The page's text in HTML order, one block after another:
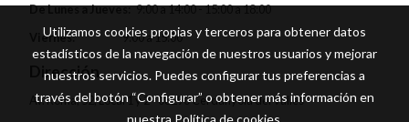
De Lunes a Jueves:9:00 a 14:00 - 15:00 a 18:00
Viernes:9:00 a 15:00
Dirección
Av. Roma, 52, Local 1 y 2 - 08290 Cerdanyola del Vallès
Utilizamos cookies propias y terceros para obtener datos
estadísticos de la navegación de nuestros usuarios y mejorar
nuestros servicios. Puedes configurar tus preferencias a
través del botón “Configurar” o obtener más información en
nuestra Política de cookies